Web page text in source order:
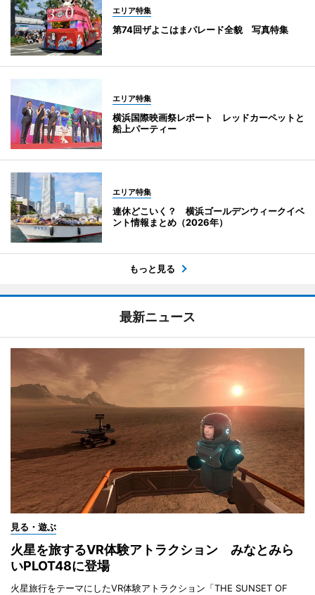
エリア特集
第74回ザよこはまパレード全貌 写真特集
エリア特集
横浜国際映画祭レポート レッドカーペットと
船上パーティー
エリア特集
連休どこいく？ 横浜ゴールデンウィークイベ
ント情報まとめ（2026年）
もっと見る
最新ニュース
見る・遊ぶ
火星を旅するVR体験アトラクション みなとみら
いPLOT48に登場
火星旅行をテーマにしたVR体験アトラクション「THE SUNSET OF